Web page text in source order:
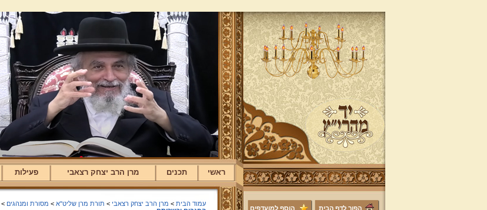
ראשי תכנים מרן הרב יצחק רצאבי פעילות
הפוך לדף הבית הוסף למועדפים
עמוד הבית > מרן הרב יצחק רצאבי > תורת מרן שליט"א > מסורת ומנהגים >